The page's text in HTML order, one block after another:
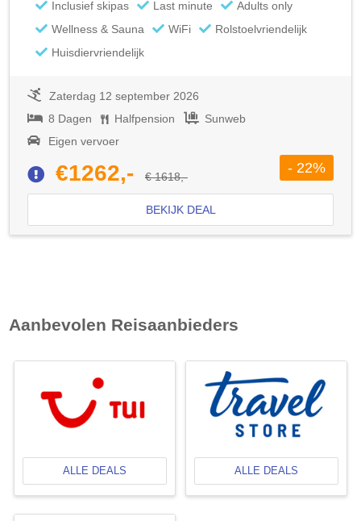
Inclusief skipas Last minute
Adults only
Wellness & Sauna
WiFi
Rolstoelvriendelijk
Huisdiervriendelijk
Zaterdag 12 september 2026
8 Dagen
Halfpension
Sunweb
Eigen vervoer
€1262,- € 1618,-
- 22%
BEKIJK DEAL
Aanbevolen Reisaanbieders
ALLE DEALS ALLE DEALS